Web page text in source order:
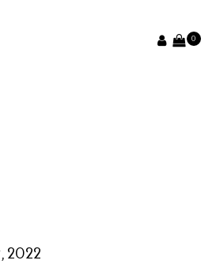
0
2022